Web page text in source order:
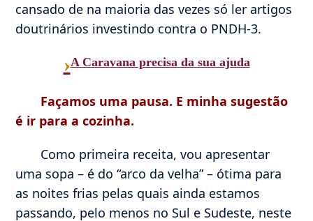
cansado de na maioria das vezes só ler artigos
doutrinários investindo contra o PNDH-3.
›A Caravana precisa da sua ajuda
Façamos uma pausa. E minha sugestão
é ir para a cozinha.
Como primeira receita, vou apresentar
uma sopa – é do “arco da velha” – ótima para
as noites frias pelas quais ainda estamos
passando, pelo menos no Sul e Sudeste, neste